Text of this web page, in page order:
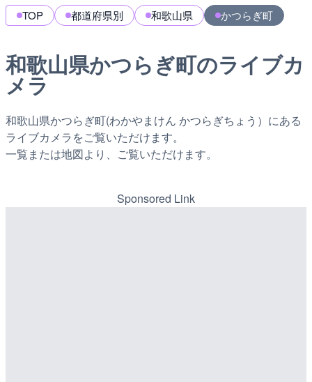
TOP 都道府県別 和歌山県 かつらぎ町
和歌山県かつらぎ町のライブカ
メラ
和歌山県かつらぎ町(わかやまけん かつらぎちょう）にある
ライブカメラをご覧いただけます。
一覧または地図より、ご覧いただけます。
Sponsored Link